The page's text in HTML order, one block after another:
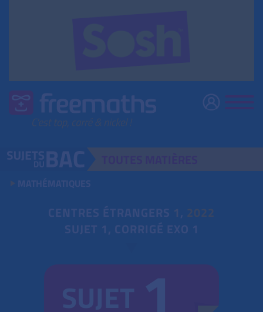
MATHÉMATIQUES
CENTRES ÉTRANGERS 1, 2022
SUJET 1, CORRIGÉ EXO 1